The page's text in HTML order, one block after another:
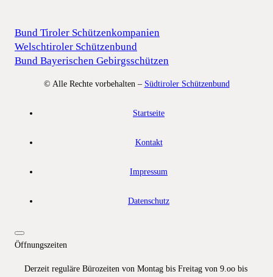
Bund Tiroler Schützenkompanien
Welschtiroler Schützenbund
Bund Bayerischen Gebirgsschützen
© Alle Rechte vorbehalten – Südtiroler Schützenbund
Startseite
Kontakt
Impressum
Datenschutz
Öffnungszeiten
Derzeit reguläre Bürozeiten von Montag bis Freitag von 9.oo bis